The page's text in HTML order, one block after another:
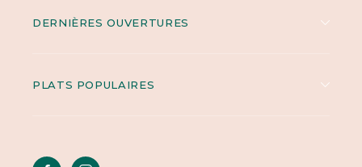
DERNIÈRES OUVERTURES
PLATS POPULAIRES